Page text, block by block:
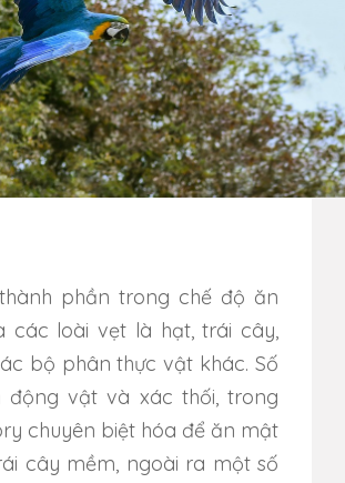
phần trong chế độ ăn
các loài vẹt là hạt, trái cây,
bộ phân thực vật khác. Số
động vật và xác thối, trong
chuyên biệt hóa để ăn mật
cây mềm, ngoài ra một số